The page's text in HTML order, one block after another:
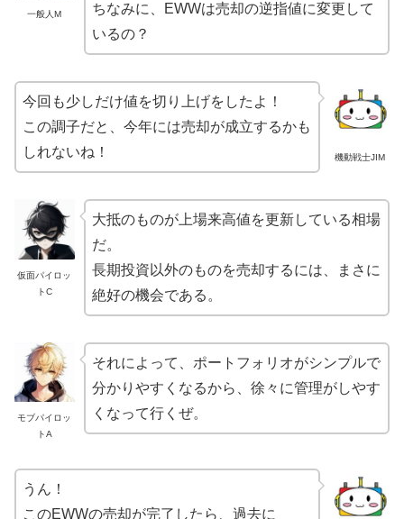
一般人M
ちなみに、EWWは売却の逆指値に変更して
いるの？
機動戦士JIM
今回も少しだけ値を切り上げをしたよ！
この調子だと、今年には売却が成立するかも
しれないね！
仮面パイロッ
トC
大抵のものが上場来高値を更新している相場
だ。
長期投資以外のものを売却するには、まさに
絶好の機会である。
モブパイロッ
トA
それによって、ポートフォリオがシンプルで
分かりやすくなるから、徐々に管理がしやす
くなって行くぜ。
うん！
このEWWの売却が完了したら、過去に